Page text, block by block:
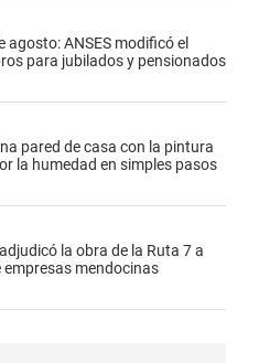
agosto: ANSES modificó el
para jubilados y pensionados
pared de casa con la pintura
la humedad en simples pasos
la obra de la Ruta 7 a
empresas mendocinas